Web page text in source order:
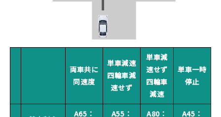
両車共に
同速度
単車減速
四輪車減
速せず
単車減
速せず
四輪車
減速
単車一時
停止
A65： A55： A80： A45：